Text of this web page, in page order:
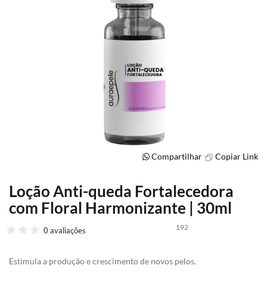
Loção Anti-queda Fortalecedora
com Floral Harmonizante | 30ml
192
0 avaliações
Estimula a produção e crescimento de novos pelos.
Compartilhar Copiar Link
Saltar
para
o
de